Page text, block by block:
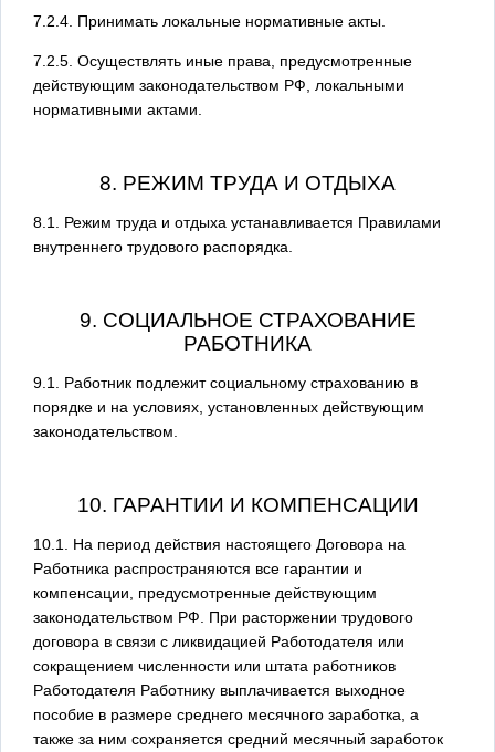
7.2.4. Принимать локальные нормативные акты.
7.2.5. Осуществлять иные права, предусмотренные
действующим законодательством РФ, локальными
нормативными актами.
8. РЕЖИМ ТРУДА И ОТДЫХА
8.1. Режим труда и отдыха устанавливается Правилами
внутреннего трудового распорядка.
9. СОЦИАЛЬНОЕ СТРАХОВАНИЕ
РАБОТНИКА
9.1. Работник подлежит социальному страхованию в
порядке и на условиях, установленных действующим
законодательством.
10. ГАРАНТИИ И КОМПЕНСАЦИИ
10.1. На период действия настоящего Договора на
Работника распространяются все гарантии и
компенсации, предусмотренные действующим
законодательством РФ. При расторжении трудового
договора в связи с ликвидацией Работодателя или
сокращением численности или штата работников
Работодателя Работнику выплачивается выходное
пособие в размере среднего месячного заработка, а
также за ним сохраняется средний месячный заработок